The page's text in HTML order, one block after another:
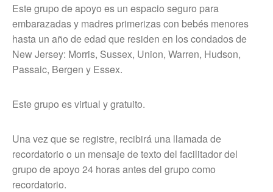
Este grupo de apoyo es un espacio seguro para
embarazadas y madres primerizas con bebés menores
hasta un año de edad que residen en los condados de
New Jersey: Morris, Sussex, Union, Warren, Hudson,
Passaic, Bergen y Essex.
Este grupo es virtual y gratuito.
Una vez que se registre, recibirá una llamada de
recordatorio o un mensaje de texto del facilitador del
grupo de apoyo 24 horas antes del grupo como
recordatorio.